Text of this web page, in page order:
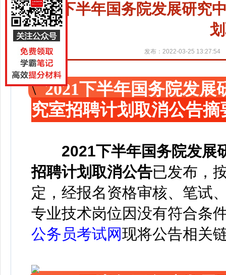
2021下半年国务院发展研究
发布：2022-03-25 13:27:54
2021下半年国务院发
究室招聘计划取消公告摘
2021下半年国务院发展
招聘计划取消公告已发布 ，
定，经报名资格审核、笔试
专业技术岗位因没有符合条
公务员考试网现将公告相关